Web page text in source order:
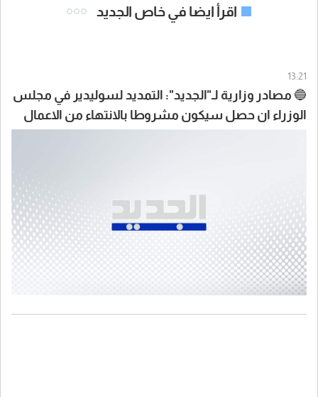
اقرأ ايضا في خاص الجديد
13:21
🔵 مصادر وزارية لـ"الجديد": التمديد لسوليدير في مجلس
الوزراء ان حصل سيكون مشروطا بالانتهاء من الاعمال